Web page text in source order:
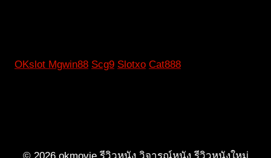
OKslot Mgwin88 Scg9 Slotxo Cat888